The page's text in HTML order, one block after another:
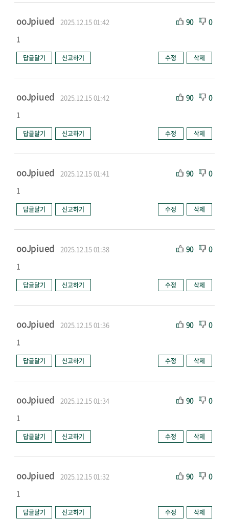
ooJpiued 2025.12.15 01:42 90
0
1
답글달기 신고하기 수정 삭제
ooJpiued 2025.12.15 01:42 90
0
1
답글달기 신고하기 수정 삭제
ooJpiued 2025.12.15 01:41 90
0
1
답글달기 신고하기 수정 삭제
ooJpiued 2025.12.15 01:38 90
0
1
답글달기 신고하기 수정 삭제
ooJpiued 2025.12.15 01:36 90
0
1
답글달기 신고하기 수정 삭제
ooJpiued 2025.12.15 01:34 90
0
1
답글달기 신고하기 수정 삭제
ooJpiued 2025.12.15 01:32 90
0
1
답글달기 신고하기 수정 삭제